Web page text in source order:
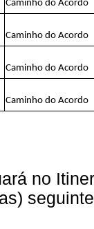
Caminho do Acordo
Caminho do Acordo
Caminho do Acordo
Caminho do Acordo
no